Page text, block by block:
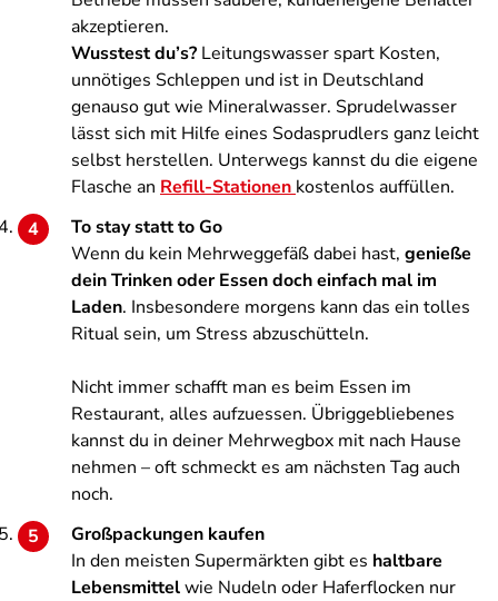
akzeptieren.
Wusstest du’s? Leitungswasser spart Kosten,
unnötiges Schleppen und ist in Deutschland
genauso gut wie Mineralwasser. Sprudelwasser
lässt sich mit Hilfe eines Sodasprudlers ganz leicht
selbst herstellen. Unterwegs kannst du die eigene
Flasche an Refill-Stationen kostenlos auffüllen.
To stay statt to Go
Wenn du kein Mehrweggefäß dabei hast, genieße
dein Trinken oder Essen doch einfach mal im
Laden. Insbesondere morgens kann das ein tolles
Ritual sein, um Stress abzuschütteln.
Nicht immer schafft man es beim Essen im
Restaurant, alles aufzuessen. Übriggebliebenes
kannst du in deiner Mehrwegbox mit nach Hause
nehmen – oft schmeckt es am nächsten Tag auch
noch.
Großpackungen kaufen
In den meisten Supermärkten gibt es haltbare
Lebensmittelwie Nudeln oder Haferflocken nur